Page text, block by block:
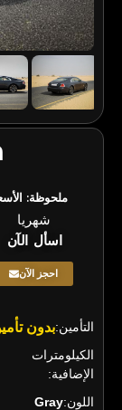
ملحوظة:
شهريا
اسأل الآن
احجز الآن
التأمين:بدون
الكيلومترات
الإضافية:
اللون:Gray